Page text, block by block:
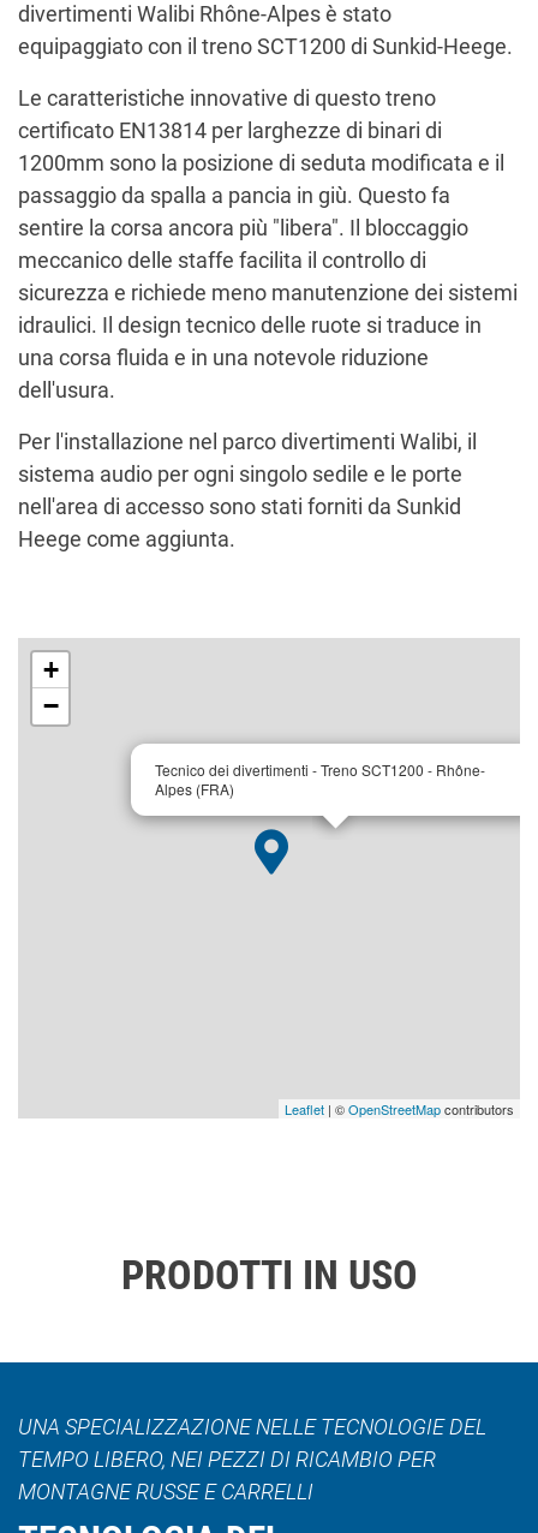
divertimenti Walibi Rhône-Alpes è stato
equipaggiato con il treno SCT1200 di Sunkid-Heege.
Le caratteristiche innovative di questo treno
certificato EN13814 per larghezze di binari di
1200mm sono la posizione di seduta modificata e il
passaggio da spalla a pancia in giù. Questo fa
sentire la corsa ancora più "libera". Il bloccaggio
meccanico delle staffe facilita il controllo di
sicurezza e richiede meno manutenzione dei sistemi
idraulici. Il design tecnico delle ruote si traduce in
una corsa fluida e in una notevole riduzione
dell'usura.
Per l'installazione nel parco divertimenti Walibi, il
sistema audio per ogni singolo sedile e le porte
nell'area di accesso sono stati forniti da Sunkid
Heege come aggiunta.
Tecnico dei divertimenti - Treno SCT1200 - Rhône-
Alpes (FRA)
+
−
Leaflet | ©OpenStreetMapcontributors
PRODOTTI IN USO
UNA SPECIALIZZAZIONE NELLE TECNOLOGIE DEL
TEMPO LIBERO, NEI PEZZI DI RICAMBIO PER
MONTAGNE RUSSE E CARRELLI